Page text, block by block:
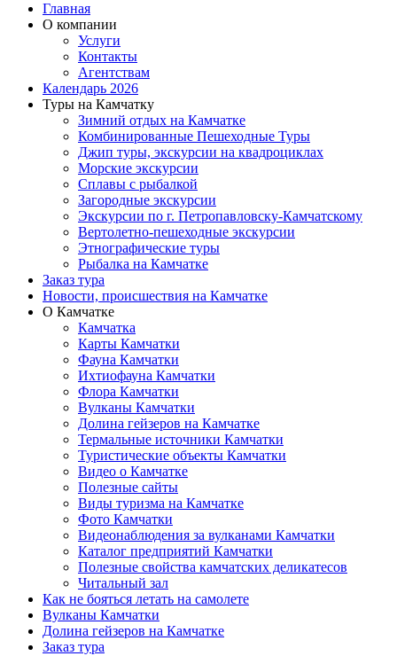
Главная
О компании
Услуги
Контакты
Агентствам
Календарь 2026
Туры на Камчатку
Зимний отдых на Камчатке
Комбинированные Пешеходные Туры
Джип туры, экскурсии на квадроциклах
Морские экскурсии
Сплавы с рыбалкой
Загородные экскурсии
Экскурсии по г. Петропавловску-Камчатскому
Вертолетно-пешеходные экскурсии
Этнографические туры
Рыбалка на Камчатке
Заказ тура
Новости, происшествия на Камчатке
О Камчатке
Камчатка
Карты Камчатки
Фауна Камчатки
Ихтиофауна Камчатки
Флора Камчатки
Вулканы Камчатки
Долина гейзеров на Камчатке
Термальные источники Камчатки
Туристические объекты Камчатки
Видео о Камчатке
Полезные сайты
Виды туризма на Камчатке
Фото Камчатки
Видеонаблюдения за вулканами Камчатки
Каталог предприятий Камчатки
Полезные свойства камчатских деликатесов
Читальный зал
Как не бояться летать на самолете
Вулканы Камчатки
Долина гейзеров на Камчатке
Заказ тура